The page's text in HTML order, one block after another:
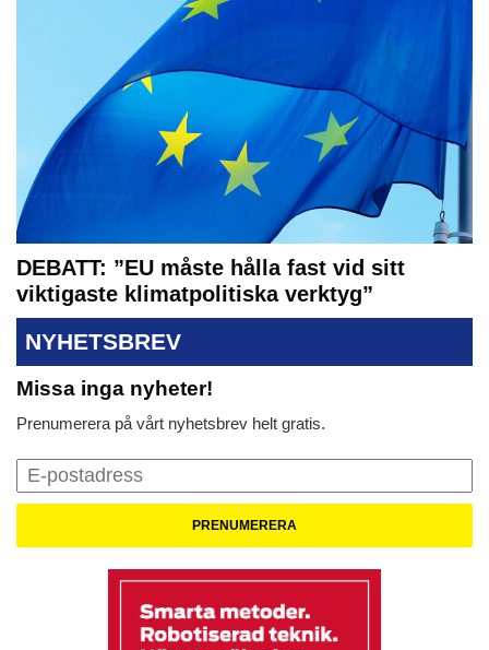
DEBATT: ”EU måste hålla fast vid sitt
viktigaste klimatpolitiska verktyg”
NYHETSBREV
Missa inga nyheter!
Prenumerera på vårt nyhetsbrev helt gratis.